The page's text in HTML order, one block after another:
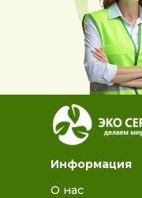
Информация
О нас